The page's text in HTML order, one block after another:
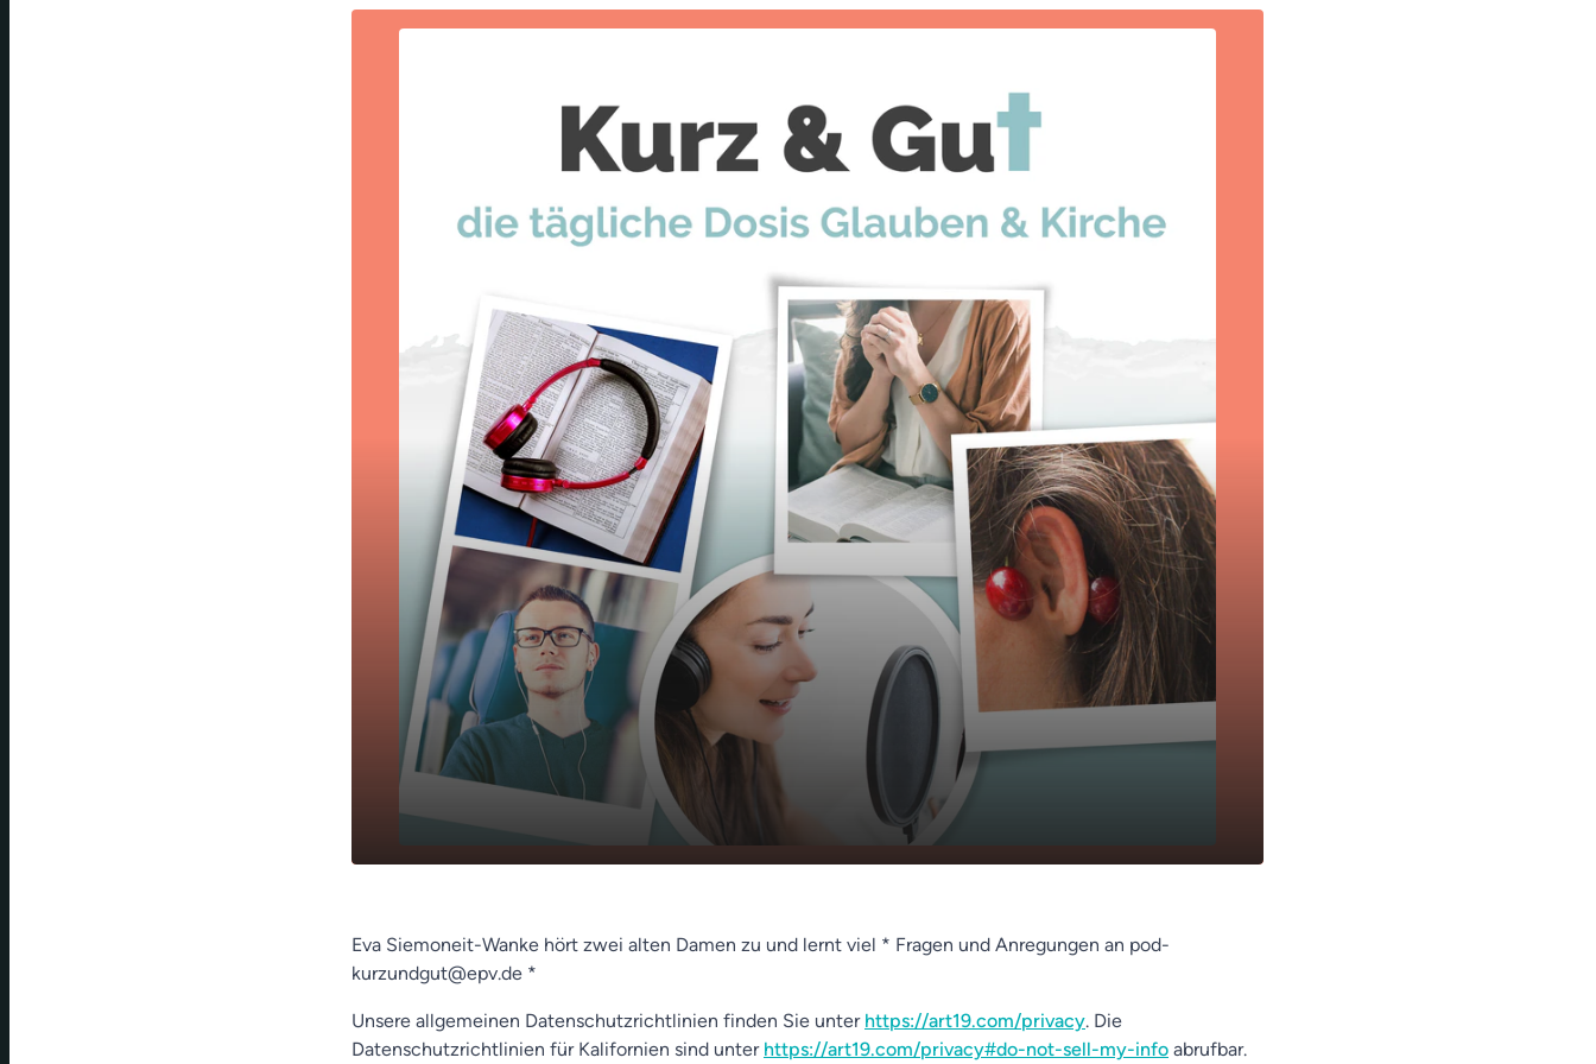
Eva Siemoneit-Wanke hört zwei alten Damen zu und lernt viel * Fragen und Anregungen an pod-
kurzundgut@epv.de *
Unsere allgemeinen Datenschutzrichtlinien finden Sie unter https://art19.com/privacy. Die
Datenschutzrichtlinien für Kalifornien sind unter https://art19.com/privacy#do-not-sell-my-info abrufbar.